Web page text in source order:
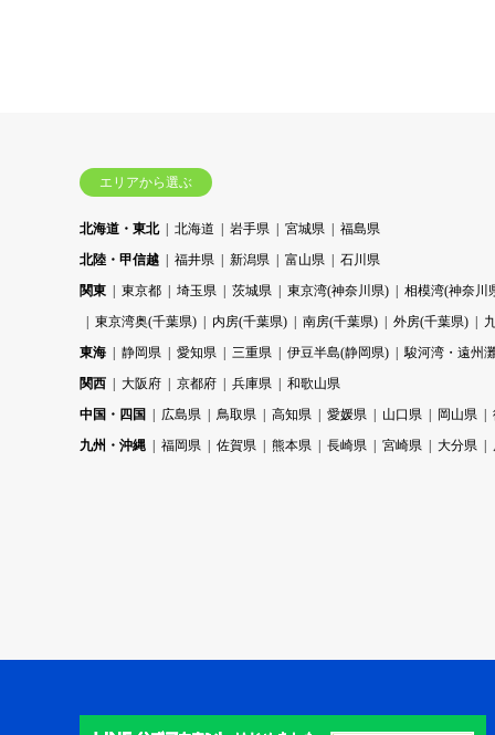
エリアから選ぶ
北海道・東北 北海道 岩手県 宮城県
福島県
北陸・甲信越
福井県 新潟県 富山県
石川県
関東
東京都 埼玉県 茨城県 東京湾(神奈川県)
相模湾(神奈川
東京湾奥(千葉県)
内房(千葉県) 南房(千葉県) 外房(千葉県)
東海
静岡県 愛知県 三重県 伊豆半島(静岡県)
駿河湾・遠州
関西
大阪府 京都府 兵庫県
和歌山県
中国・四国
広島県 鳥取県 高知県 愛媛県 山口県 岡山県
九州・沖縄
福岡県 佐賀県 熊本県 長崎県 宮崎県 大分県